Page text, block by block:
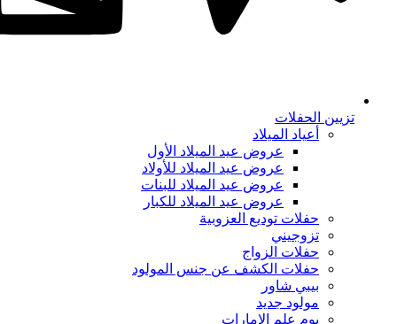
تزيين الحفلات
أعياد الميلاد
عروض عيد الميلاد الأول
عروض عيد الميلاد للأولاد
عروض عيد الميلاد للبنات
عروض عيد الميلاد للكبار
حفلات توديع العزوبية
تزوجيني
حفلات الزواج
حفلات الكشف عن جنس المولود
بيبي شاور
مولود جديد
يوم علم الإمارات